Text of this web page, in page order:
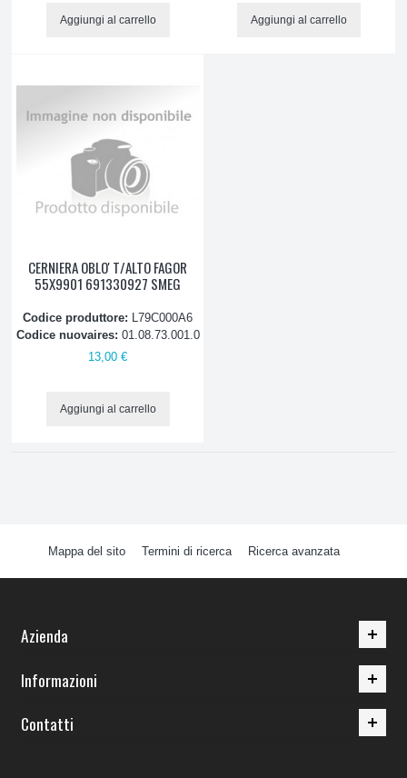
Aggiungi al carrello Aggiungi al carrello
CERNIERA OBLO' T/ALTO FAGOR
55X9901 691330927 SMEG
Codice produttore: L79C000A6
Codice nuovaires: 01.08.73.001.0
13,00 €
Aggiungi al carrello
Mappa del sito Termini di ricerca Ricerca avanzata
Azienda
Informazioni
Contatti